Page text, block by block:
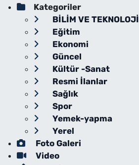
Kategoriler
BİLİM VE TEKNOLOJİ
Eğitim
Ekonomi
Güncel
Kültür -Sanat
Resmi İlanlar
Sağlık
Spor
Yemek-yapma
Yerel
Foto Galeri
Video